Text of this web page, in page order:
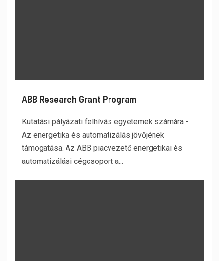
ABB Research Grant Program
Kutatási pályázati felhívás egyetemek számára -
Az energetika és automatizálás jövőjének
támogatása. Az ABB piacvezető energetikai és
automatizálási cégcsoport a...